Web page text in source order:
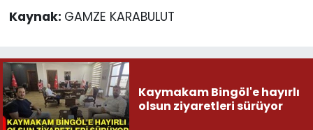
Kaynak: GAMZE KARABULUT
Kaymakam Bingöl'e hayırlı
olsun ziyaretleri sürüyor